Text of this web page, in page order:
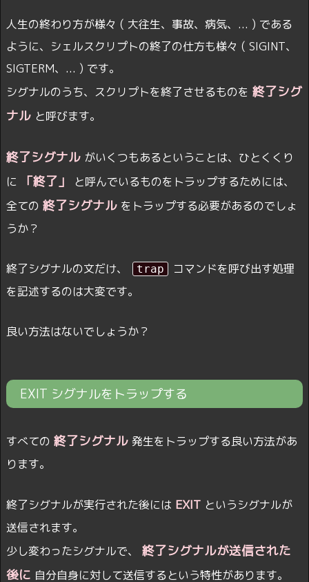
人生の終わり方が様々 ( 大往生、事故、病気、... ) である
ように、シェルスクリプトの終了の仕方も様々 ( SIGINT、
SIGTERM、... ) です。
シグナルのうち、スクリプトを終了させるものを 終了シグ
ナル と呼びます。
終了シグナル がいくつもあるということは、ひとくくり
に
「終了」
と呼んでいるものをトラップするためには、
全ての 終了シグナル をトラップする必要があるのでしょ
うか？
終了シグナルの文だけ、 trap
コマンドを呼び出す処理
を記述するのは大変です。
良い方法はないでしょうか？
EXIT シグナルをトラップする
すべての 終了シグナル 発生をトラップする良い方法があ
ります。
終了シグナルが実行された後には EXIT というシグナルが
送信されます。
少し変わったシグナルで、 終了シグナルが送信された
後に 自分自身に対して送信するという特性があります。